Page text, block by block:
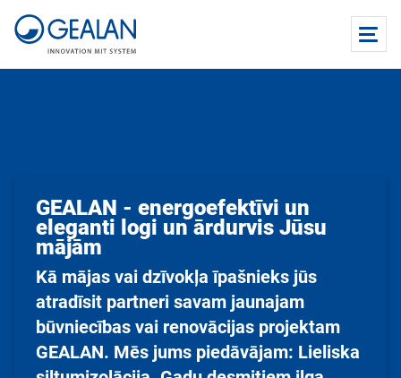
GEALAN - energoefektīvi un
eleganti logi un ārdurvis Jūsu
mājām
Kā mājas vai dzīvokļa īpašnieks jūs
atradīsit partneri savam jaunajam
būvniecības vai renovācijas projektam
GEALAN. Mēs jums piedāvājam: Lieliska